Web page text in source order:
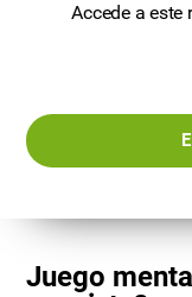
Accede a este
Juego